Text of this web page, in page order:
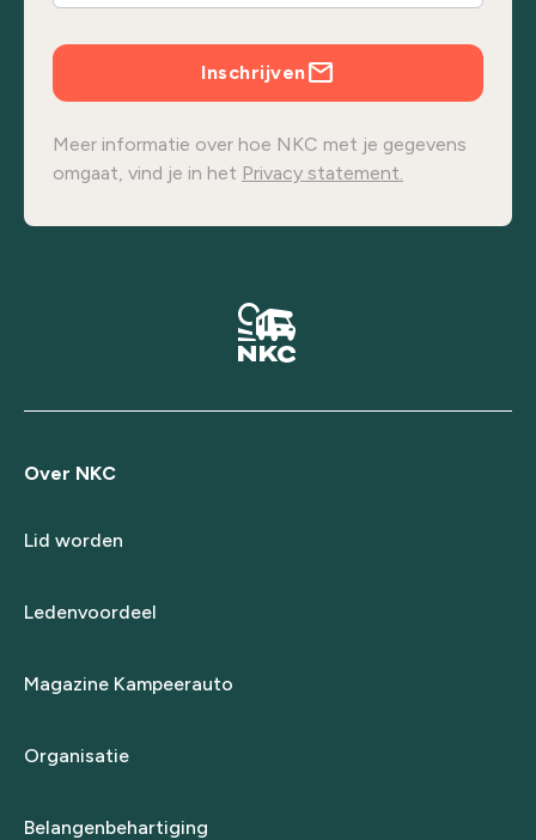
Inschrijven
Meer informatie over hoe NKC met je gegevens
omgaat, vind je in het Privacy statement.
Over NKC
Lid worden
Ledenvoordeel
Magazine Kampeerauto
Organisatie
Belangenbehartiging